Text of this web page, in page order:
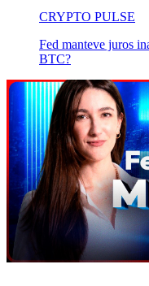
CRYPTO PULSE
Fed manteve juros
BTC?